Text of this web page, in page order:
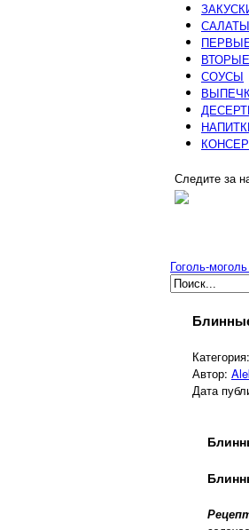
САЛАТЫ
СОУСЫ
Следите за
Гоголь-
Категория:
Автор:
Дата